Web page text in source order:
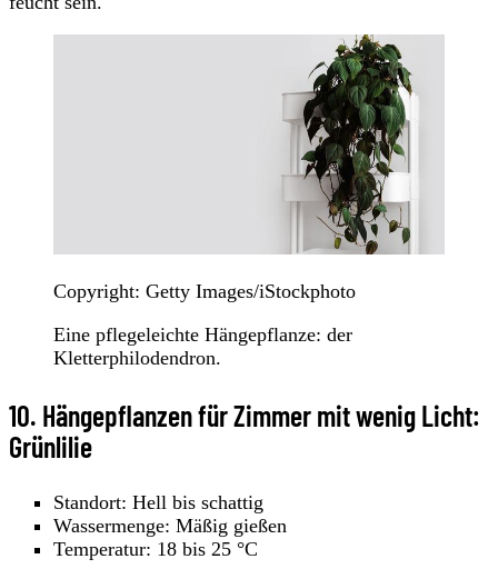
Copyright: Getty Images/iStockphoto
Eine pflegeleichte Hängepflanze: der
Kletterphilodendron.
10. Hängepflanzen für Zimmer mit wenig Licht:
Grünlilie
Standort: Hell bis schattig
Wassermenge: Mäßig gießen
Temperatur: 18 bis 25 °C